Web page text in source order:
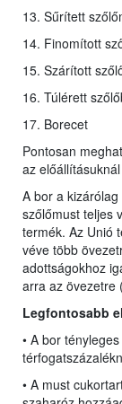
13. Sűrített
14. Finomított
15. Szárított
16. Túlérett
17. Borecet
Pontosan
az
A bor a
szőlőmust teljes
termék. Az Unió
véve több
adottságokhoz
arra az övezetre
Legfontosabb
• A bor
• A must